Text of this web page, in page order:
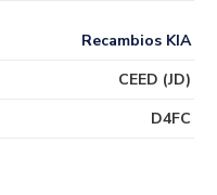
Recambios KIA
CEED (JD)
D4FC